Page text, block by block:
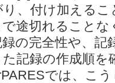
り、付け加える
途切れること
録の完全性や、
た記録の作成順
では、こ